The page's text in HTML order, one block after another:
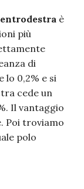
è
più
di
lo 0,2% e si
cede un
Il vantaggio
Poi troviamo
polo